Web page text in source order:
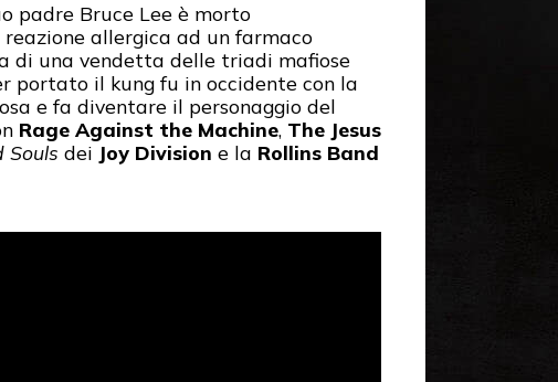
padre Bruce Lee è morto
allergica ad un farmaco
di una vendetta delle triadi mafiose
portato il kung fu in occidente con la
e fa diventare il personaggio del
Rage Against the Machine, The Jesus
Souls dei Joy Division e la Rollins Band